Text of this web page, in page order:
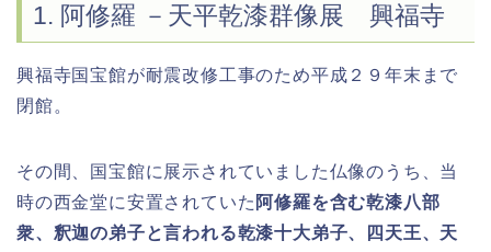
1. 阿修羅 －天平乾漆群像展 興福寺
興福寺国宝館が耐震改修工事のため平成２９年末まで
閉館。
その間、国宝館に展示されていました仏像のうち、当
時の西金堂に安置されていた 阿修羅を含む乾漆八部
衆、釈迦の弟子と言われる乾漆十大弟子、四天王、天